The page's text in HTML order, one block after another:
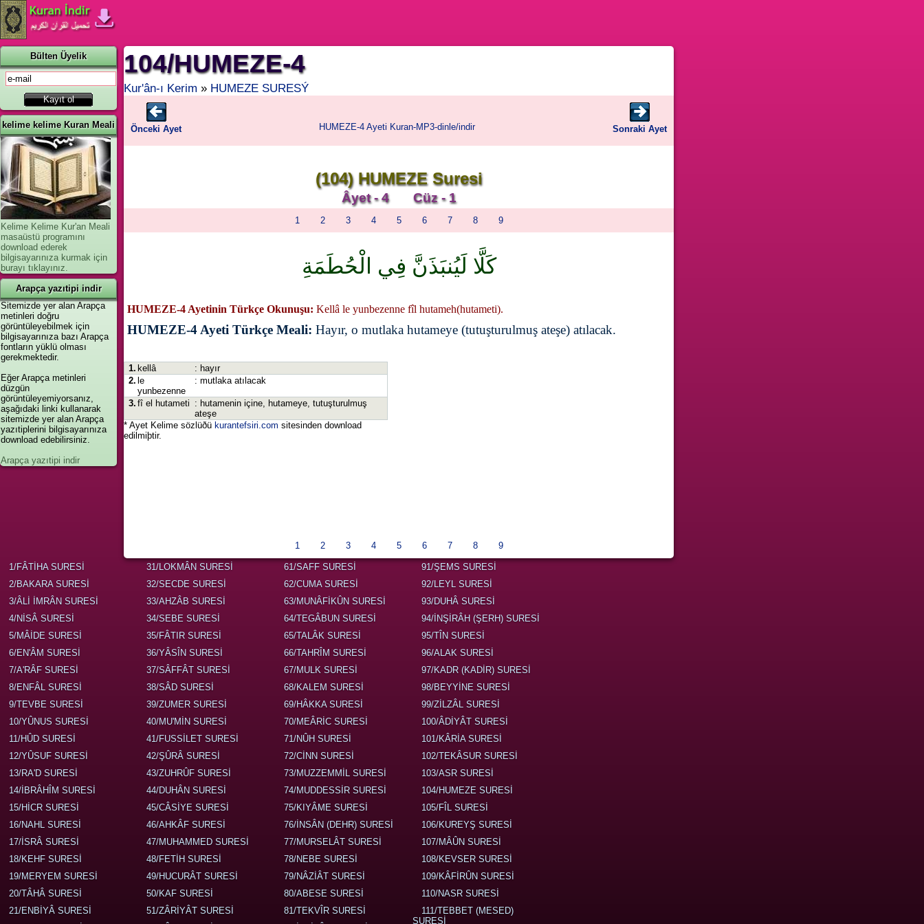
104/HUMEZE-4
Kur'ân-ı Kerim » HUMEZE SURESÝ
Önceki Ayet Sonraki Ayet
HUMEZE-4 Ayeti Kuran-MP3-dinle/indir
(104) HUMEZE Suresi
Âyet - 4 Cüz - 1
1 2 3 4 5 6 7 8 9
كَلَّا لَيُنبَذَنَّ فِي الْحُطَمَةِ
HUMEZE-4 Ayetinin Türkçe Okunuşu: Kellâ le yunbezenne fîl hutameh(hutameti).
HUMEZE-4 Ayeti Türkçe Meali: Hayır, o mutlaka hutameye (tutuşturulmuş ateşe) atılacak.
1. kellâ
: hayır
2. le
yunbezenne
: mutlaka atılacak
3. fî el hutameti : hutamenin içine, hutameye, tutuşturulmuş
ateşe
* Ayet Kelime sözlüðü kurantefsiri.com sitesinden download
edilmiþtir.
1 2 3 4 5 6 7 8 9
Bülten Üyelik
kelime kelime Kuran Meali
Kelime Kelime Kur'an Meali
masaüstü programını
download ederek
bilgisayarınıza kurmak için
burayı tıklayınız.
Arapça yazıtipi indir
Sitemizde yer alan Arapça
metinleri doğru
görüntüleyebilmek için
bilgisayarınıza bazı Arapça
fontların yüklü olması
gerekmektedir.
Eğer Arapça metinleri
düzgün
görüntüleyemiyorsanız,
aşağıdaki linki kullanarak
sitemizde yer alan Arapça
yazıtiplerini bilgisayarınıza
download edebilirsiniz.
Arapça yazıtipi indir
1/FÂTİHA SURESİ
2/BAKARA SURESİ
3/ÂLİ İMRÂN SURESİ
4/NİSÂ SURESİ
5/MÂİDE SURESİ
6/EN'ÂM SURESİ
7/A'RÂF SURESİ
8/ENFÂL SURESİ
9/TEVBE SURESİ
10/YÛNUS SURESİ
11/HÛD SURESİ
12/YÛSUF SURESİ
13/RA'D SURESİ
14/İBRÂHÎM SURESİ
15/HİCR SURESİ
16/NAHL SURESİ
17/İSRÂ SURESİ
18/KEHF SURESİ
19/MERYEM SURESİ
20/TÂHÂ SURESİ
21/ENBİYÂ SURESİ
31/LOKMÂN SURESİ
32/SECDE SURESİ
33/AHZÂB SURESİ
34/SEBE SURESİ
35/FÂTIR SURESİ
36/YÂSÎN SURESİ
37/SÂFFÂT SURESİ
38/SÂD SURESİ
39/ZUMER SURESİ
40/MU'MİN SURESİ
41/FUSSİLET SURESİ
42/ŞÛRÂ SURESİ
43/ZUHRÛF SURESİ
44/DUHÂN SURESİ
45/CÂSİYE SURESİ
46/AHKÂF SURESİ
47/MUHAMMED SURESİ
48/FETİH SURESİ
49/HUCURÂT SURESİ
50/KAF SURESİ
51/ZÂRİYÂT SURESİ
61/SAFF SURESİ
62/CUMA SURESİ
63/MUNÂFİKÛN SURESİ
64/TEGÂBUN SURESİ
65/TALÂK SURESİ
66/TAHRÎM SURESİ
67/MULK SURESİ
68/KALEM SURESİ
69/HÂKKA SURESİ
70/MEÂRİC SURESİ
71/NÛH SURESİ
72/CİNN SURESİ
73/MUZZEMMİL SURESİ
74/MUDDESSİR SURESİ
75/KIYÂME SURESİ
76/İNSÂN (DEHR) SURESİ
77/MURSELÂT SURESİ
78/NEBE SURESİ
79/NÂZİÂT SURESİ
80/ABESE SURESİ
81/TEKVÎR SURESİ
91/ŞEMS SURESİ
92/LEYL SURESİ
93/DUHÂ SURESİ
94/İNŞİRÂH (ŞERH) SURESİ
95/TÎN SURESİ
96/ALAK SURESİ
97/KADR (KADİR) SURESİ
98/BEYYİNE SURESİ
99/ZİLZÂL SURESİ
100/ÂDİYÂT SURESİ
101/KÂRİA SURESİ
102/TEKÂSUR SURESİ
103/ASR SURESİ
104/HUMEZE SURESİ
105/FÎL SURESİ
106/KUREYŞ SURESİ
107/MÂÛN SURESİ
108/KEVSER SURESİ
109/KÂFİRÛN SURESİ
110/NASR SURESİ
111/TEBBET (MESED)
SURESİ